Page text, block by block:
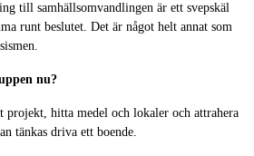
till samhällsomvandlingen är ett svepskäl
runt beslutet. Det är något helt annat som
nu?
hitta medel och lokaler och attrahera
tänkas driva ett boende.